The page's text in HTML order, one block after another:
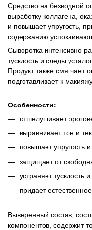
Средство на безводной
выработку коллагена,
и повышает упругость,
содержанию
Сыворотка интенсивно
тусклость и следы
Продукт также смягчает
подготавливает к макияжу.
Особенности:
отшелушивает
выравнивает тон и
повышает упругость
защищает от
устраняет тусклость
придает
Выверенный состав,
компонентов, содержит